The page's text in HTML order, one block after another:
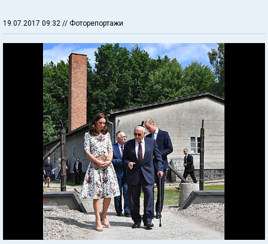
19.07.2017 09:32 // Фоторепортажи